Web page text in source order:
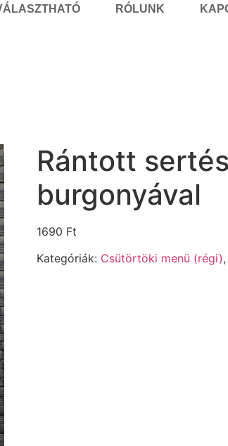
RÓLUNK
Rántott
burgonyával
1690 Ft
Kategóriák: Csütörtöki menü (régi),